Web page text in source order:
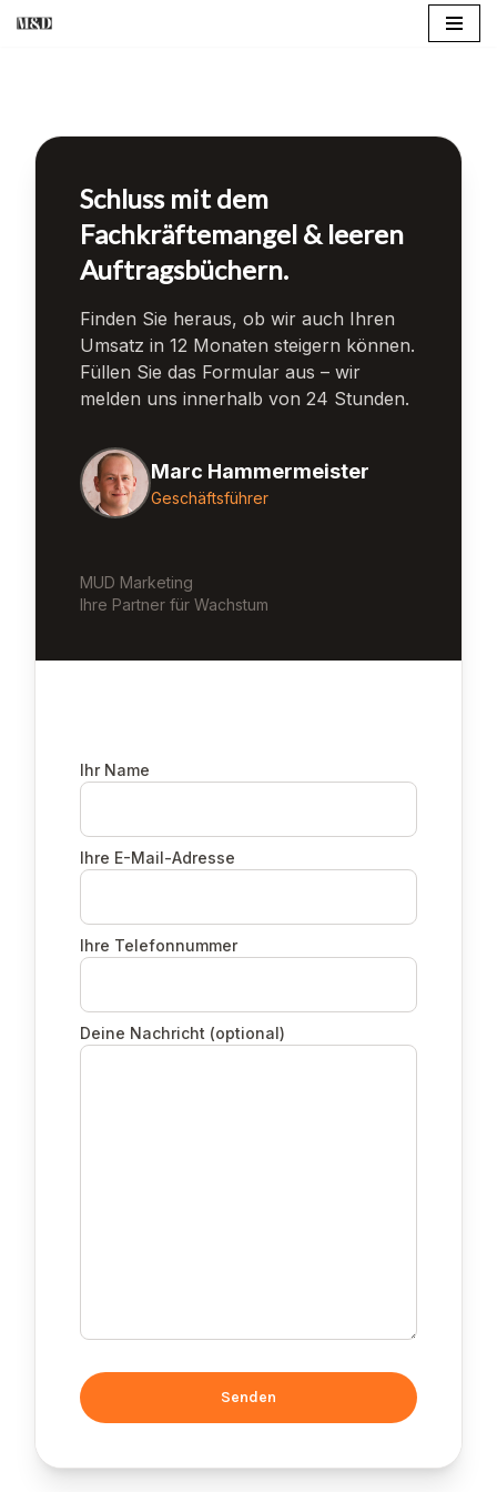
Schluss mit dem
Fachkräftemangel & leeren
Auftragsbüchern.
Finden Sie heraus, ob wir auch Ihren
Umsatz in 12 Monaten steigern können.
Füllen Sie das Formular aus – wir
melden uns innerhalb von 24 Stunden.
Marc Hammermeister
Geschäftsführer
MUD Marketing
Ihre Partner für Wachstum
Ihr Name
Ihre E-Mail-Adresse
Ihre Telefonnummer
Deine Nachricht (optional)